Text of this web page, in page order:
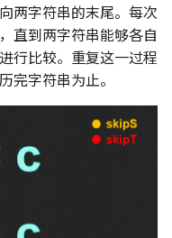
两字符串的末尾。每次
直到两字符串能够各自
行比较。重复这一过程
完字符串为止。